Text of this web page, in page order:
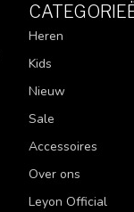
Heren
Kids
Nieuw
Sale
Accessoires
Over ons
Leyon Official